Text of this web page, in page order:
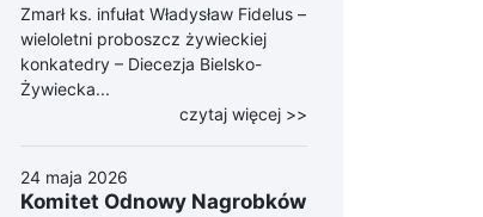
Zmarł ks. infułat Władysław Fidelus –
wieloletni proboszcz żywieckiej
konkatedry – Diecezja Bielsko-
Żywiecka...
czytaj więcej >>
24 maja 2026
Komitet Odnowy Nagrobków